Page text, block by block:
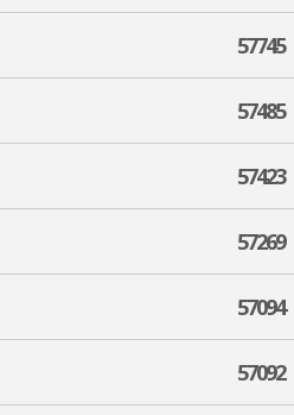
57745
57485
57423
57269
57094
57092